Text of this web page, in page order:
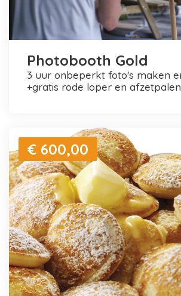
Photobooth Gold
3 uur onbeperkt foto's maken en printen
+gratis rode loper en afzetpalen
€ 600,00